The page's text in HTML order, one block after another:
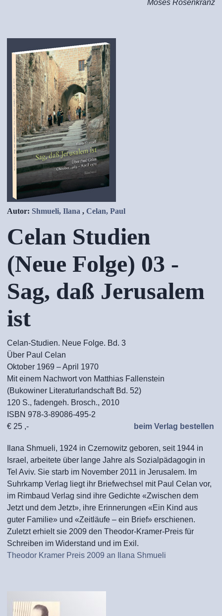
Moses Rosenkranz
Autor: Shmueli, Ilana , Celan, Paul
Celan Studien
(Neue Folge) 03 -
Sag, daß Jerusalem
ist
Celan-Studien. Neue Folge. Bd. 3
Über Paul Celan
Oktober 1969 – April 1970
Mit einem Nachwort von Matthias Fallenstein
(Bukowiner Literaturlandschaft Bd. 52)
120 S., fadengeh. Brosch., 2010
ISBN 978-3-89086-495-2
€ 25 ,-
beim Verlag bestellen
Ilana Shmueli, 1924 in Czernowitz geboren, seit 1944 in
Israel, arbeitete über lange Jahre als Sozialpädagogin in
Tel Aviv. Sie starb im November 2011 in Jerusalem. Im
Suhrkamp Verlag liegt ihr Briefwechsel mit Paul Celan vor,
im Rimbaud Verlag sind ihre Gedichte «Zwischen dem
Jetzt und dem Jetzt», ihre Erinnerungen «Ein Kind aus
guter Familie» und «Zeitläufe – ein Brief» erschienen.
Zuletzt erhielt sie 2009 den Theodor-Kramer-Preis für
Schreiben im Widerstand und im Exil.
Theodor Kramer Preis 2009 an Ilana Shmueli